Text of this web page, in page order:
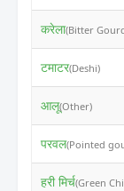
करेला(Bitter
टमाटर(Deshi)
आलू(Other)
परवल(Pointed
हरी मिर्च(Green